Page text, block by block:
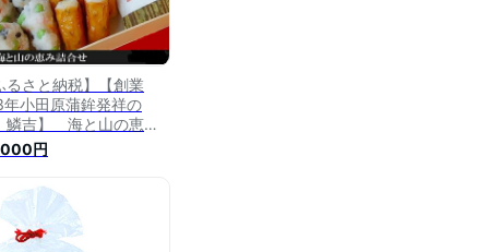
るさと納税】【創業
小田原蒲鉾発祥の
吉】 海と山の恵み
せ 【のし無料サービ
【自然薯揚げ いわし揚
しんじょ 笹しんじょ
ズ竹輪 わさび漬け 創業
年 伝統と実績の味 伝統
神奈川県 小田原市 】
円